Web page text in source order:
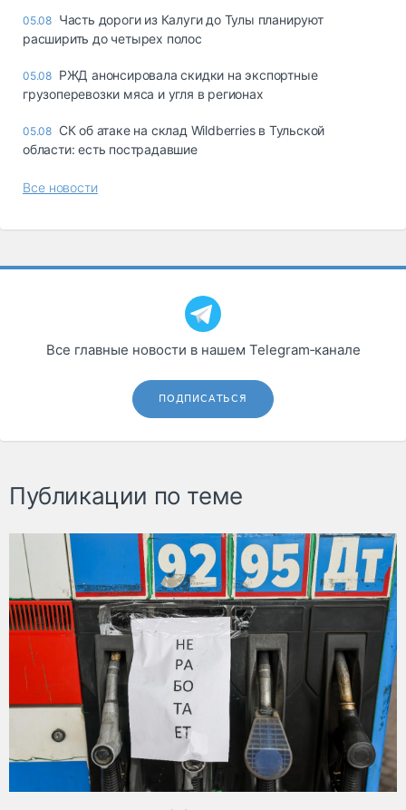
05.08 Часть дороги из Калуги до Тулы планируют
расширить до четырех полос
05.08 РЖД анонсировала скидки на экспортные
грузоперевозки мяса и угля в регионах
05.08 СК об атаке на склад Wildberries в Тульской
области: есть пострадавшие
Все новости
Все главные новости в нашем Telegram‑канале
ПОДПИСАТЬСЯ
Публикации по теме